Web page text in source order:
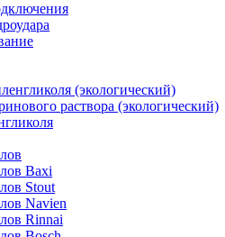
(экологический)
раствора (экологический)
Baxi
Stout
Navien
Rinnai